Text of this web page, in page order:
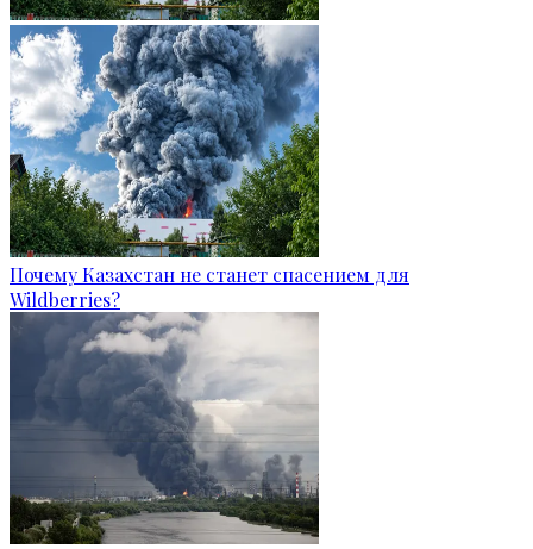
Почему Казахстан не станет спасением для
Wildberries?